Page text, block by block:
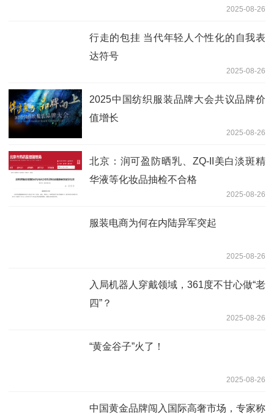
2025-08-26
行走的包挂 当代年轻人个性化的自我表
达符号
2025-08-26
2025中国纺织服装品牌大会共议品牌价
值增长
2025-08-26
北京：润可盈防晒乳、ZQ-II美白淡斑精
华液等化妆品抽检不合格
2025-08-26
服装电商为何在内陆异军突起
2025-08-26
入局机器人穿戴领域，361度不甘心做“老
四”？
2025-08-26
“黄金谷子”火了！
2025-08-26
中国黄金品牌闯入国际高奢市场，专家称